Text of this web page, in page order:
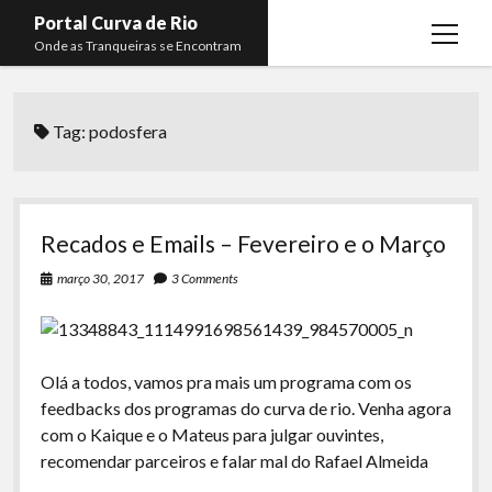
Portal Curva de Rio
Onde as Tranqueiras se Encontram
open
menu
Curva de Rio
Boca do Lixo
Rachão na Beira do RIo
Arquivo CDR
Papo Tranqueira
Membros
Mateus Mantoan
Rafael Almeida
Tag:podosfera
Recados e Emails – Fevereiro e o Março
março 30, 2017 3 Comments
Olá a todos, vamos pra mais um programa com os
feedbacks dos programas do curva de rio. Venha agora
com o Kaique e o Mateus para julgar ouvintes,
recomendar parceiros e falar mal do Rafael Almeida